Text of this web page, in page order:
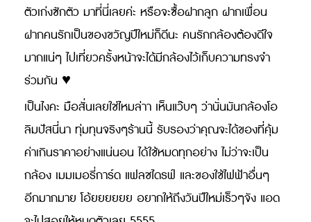
ตัวเก่งซักตัว มาที่นี่เลยค่ะ หรือจะซื้อฝากลูก ฝากเพื่อน
ฝากคนรักเป็นของขวัญปีใหม่ก็ดีนะ คนรักกล้องต้องดีใจ
มากแน่ๆ ไปเที่ยวครั้งหน้าจะได้มีกล้องไว้เก็บความทรงจำ
ร่วมกัน ♥
เป็นไงคะ มือสั่นเลยใช่ไหมล่าา เห็นแว๊บๆ ว่านั่นมันกล้องโอ
ลิมปัสนี่นา ทุ่มทุนจริงๆร้านนี้ รับรองว่าคุณจะได้ของที่คุ้ม
ค่าเกินราคาอย่างแน่นอน ได้ใช้หมดทุกอย่าง ไม่ว่าจะเป็น
กล้อง เมมเมอรี่การ์ด แฟลชไดรฟ์ และของใช้ไฟฟ้าอื่นๆ
อีกมากมาย โอ้ยยยยยย อยากให้ถึงวันปีใหม่เร็วๆจัง แอด